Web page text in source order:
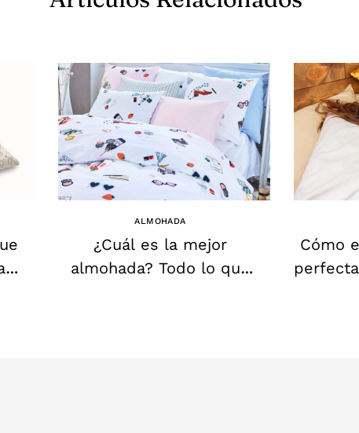
ALMOHADA
¿Cuál es la mejor
almohada? Todo lo que
Cómo